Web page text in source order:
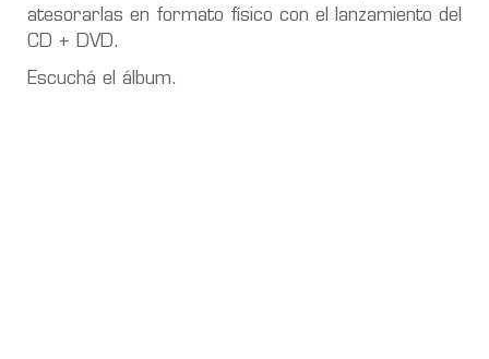
atesorarlas en formato físico con el lanzamiento del
CD + DVD.
Escuchá el álbum.